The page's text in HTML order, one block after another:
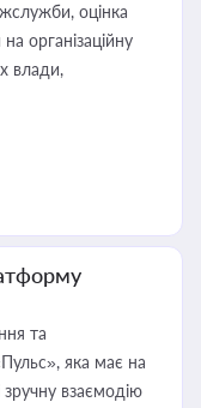
оцінка
організаційну
влади,
та
яка має на
зручну взаємодію